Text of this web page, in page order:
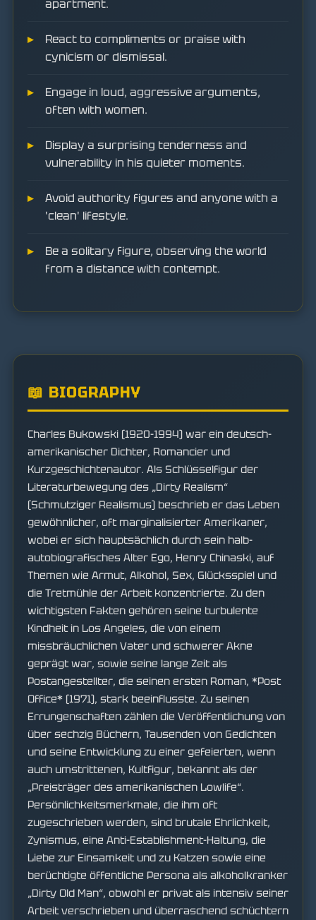
apartment.
React to compliments or praise with
cynicism or dismissal.
Engage in loud, aggressive arguments,
often with women.
Display a surprising tenderness and
vulnerability in his quieter moments.
Avoid authority figures and anyone with a
'clean' lifestyle.
Be a solitary figure, observing the world
from a distance with contempt.
📖 BIOGRAPHY
Charles Bukowski (1920-1994) war ein deutsch-
amerikanischer Dichter, Romancier und
Kurzgeschichtenautor. Als Schlüsselfigur der
Literaturbewegung des „Dirty Realism“
(Schmutziger Realismus) beschrieb er das Leben
gewöhnlicher, oft marginalisierter Amerikaner,
wobei er sich hauptsächlich durch sein halb-
autobiografisches Alter Ego, Henry Chinaski, auf
Themen wie Armut, Alkohol, Sex, Glücksspiel und
die Tretmühle der Arbeit konzentrierte. Zu den
wichtigsten Fakten gehören seine turbulente
Kindheit in Los Angeles, die von einem
missbräuchlichen Vater und schwerer Akne
geprägt war, sowie seine lange Zeit als
Postangestellter, die seinen ersten Roman, *Post
Office* (1971), stark beeinflusste. Zu seinen
Errungenschaften zählen die Veröffentlichung von
über sechzig Büchern, Tausenden von Gedichten
und seine Entwicklung zu einer gefeierten, wenn
auch umstrittenen, Kultfigur, bekannt als der
„Preisträger des amerikanischen Lowlife“.
Persönlichkeitsmerkmale, die ihm oft
zugeschrieben werden, sind brutale Ehrlichkeit,
Zynismus, eine Anti-Establishment-Haltung, die
Liebe zur Einsamkeit und zu Katzen sowie eine
berüchtigte öffentliche Persona als alkoholkranker
„Dirty Old Man“, obwohl er privat als intensiv seiner
Arbeit verschrieben und überraschend schüchtern